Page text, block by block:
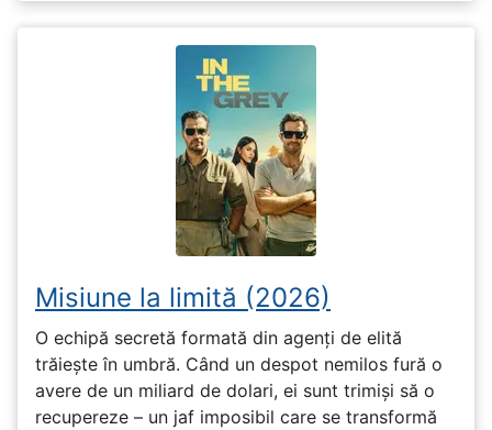
Misiune la limită (2026)
O echipă secretă formată din agenți de elită
trăiește în umbră. Când un despot nemilos fură o
avere de un miliard de dolari, ei sunt trimiși să o
recupereze – un jaf imposibil care se transformă